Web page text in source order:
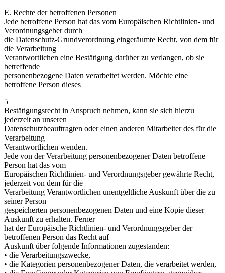
E. Rechte der betroffenen Personen
Jede betroffene Person hat das vom Europäischen Richtlinien- und
Verordnungsgeber durch
die Datenschutz-Grundverordnung eingeräumte Recht, von dem für
die Verarbeitung
Verantwortlichen eine Bestätigung darüber zu verlangen, ob sie
betreffende
personenbezogene Daten verarbeitet werden. Möchte eine
betroffene Person dieses
5
Bestätigungsrecht in Anspruch nehmen, kann sie sich hierzu
jederzeit an unseren
Datenschutzbeauftragten oder einen anderen Mitarbeiter des für die
Verarbeitung
Verantwortlichen wenden.
Jede von der Verarbeitung personenbezogener Daten betroffene
Person hat das vom
Europäischen Richtlinien- und Verordnungsgeber gewährte Recht,
jederzeit von dem für die
Verarbeitung Verantwortlichen unentgeltliche Auskunft über die zu
seiner Person
gespeicherten personenbezogenen Daten und eine Kopie dieser
Auskunft zu erhalten. Ferner
hat der Europäische Richtlinien- und Verordnungsgeber der
betroffenen Person das Recht auf
Auskunft über folgende Informationen zugestanden:
• die Verarbeitungszwecke,
• die Kategorien personenbezogener Daten, die verarbeitet werden,